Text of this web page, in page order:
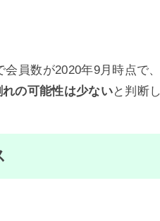
会員数が2020年9月時点で
の可能性は少ないと判断